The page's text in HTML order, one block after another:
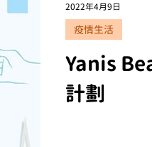
Yanis
計劃
疫情生活
2022年4月9日